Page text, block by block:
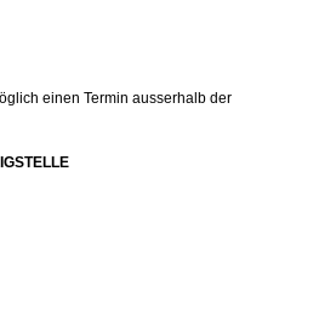
einen Termin ausserhalb der